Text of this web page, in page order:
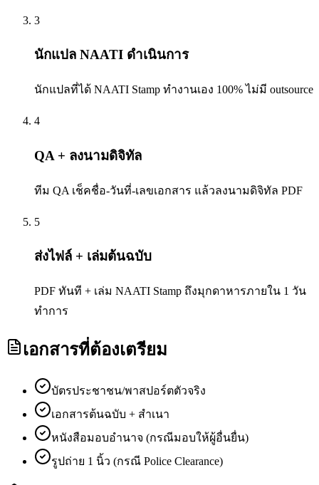
3
นักแปล NAATI ดำเนินการ
นักแปลที่ได้ NAATI Stamp ทำงานเอง 100% ไม่มี outsource
4
QA + ลงนามดิจิทัล
ทีม QA เช็คชื่อ-วันที่-เลขเอกสาร แล้วลงนามดิจิทัล PDF
5
ส่งไฟล์ + เล่มต้นฉบับ
PDF ทันที + เล่ม NAATI Stamp ถึงมุกดาหารภายใน 1 วัน
ทำการ
เอกสารที่ต้องเตรียม
บัตรประชาชน/พาสปอร์ตตัวจริง
เอกสารต้นฉบับ + สำเนา
หนังสือมอบอำนาจ (กรณีมอบให้ผู้อื่นยื่น)
รูปถ่าย 1 นิ้ว (กรณี Police Clearance)